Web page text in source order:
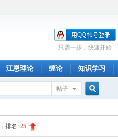
只需一步，快速开始
江恩理论 缠论 知识学习
帖子
排名: 25